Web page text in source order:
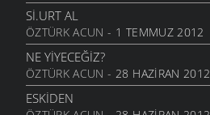
SI.URT AL
ÖZTÜRK ACUN - 1 TEMMUZ 2012
NE YİYECEĞİZ?
ÖZTÜRK ACUN - 28 HAZIRAN 2012
ESKIDEN